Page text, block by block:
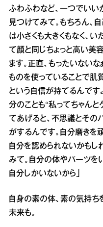
ふわふわなど、一つでいい
見つけてみて。もちろん、
は小さくも大きくもなく、
て顔と同じちょっと高い美
ます。正直、もったいないな
ものを使っていることで肌
という自信が持てるんです
分のことも“私ってちゃん
てあげると、不思議とその
がするんです。自分磨きを
自分を認められないかもし
みて。自分の体やパーツを
自分しかいないから」
自身の素の体、素の気持ち
未来も。